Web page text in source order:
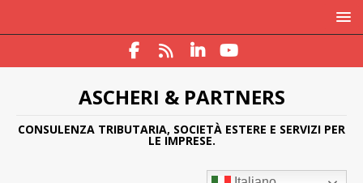
ASCHERI & PARTNERS
CONSULENZA TRIBUTARIA, SOCIETÀ ESTERE E SERVIZI PER
LE IMPRESE.